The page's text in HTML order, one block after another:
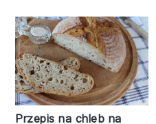
Przepis na chleb na